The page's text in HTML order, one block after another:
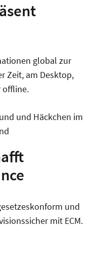
global zur
Zeit, am Desktop,
offline.
und
mit ECM.